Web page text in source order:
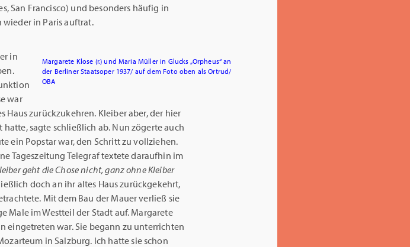
San Francisco) und besonders häufig in
wie­der in Paris auftrat.
Margarete Klose (r.) und Maria Müller in Glucks „Orpheus“ an
der Berliner Staatsoper 1937/ auf dem Foto oben als Ortrud/
OBA
in
war
zurückzukehren. Kleiber aber, der hier
hatte, sagte schließlich ab. Nun zögerte auch
ein Popstar war, den Schritt zu vollziehen.
Tageszeitung Telegraf textete daraufhin im
geht die Chose nicht, ganz ohne Kleiber
doch an ihr altes Haus zurückgekehrt,
Mit dem Bau der Mauer verließ sie
Male im Westteil der Stadt auf. Margarete
eingetreten war. Sie begann zu unterrichten
in Salzburg. Ich hatte sie schon